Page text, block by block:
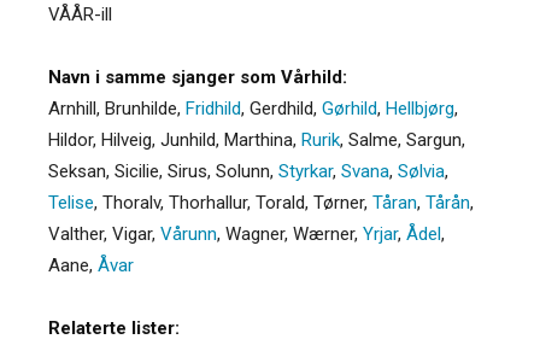
VÅÅR-ill
Navn i samme sjanger som Vårhild:
Arnhill, Brunhilde, Fridhild, Gerdhild, Gørhild, Hellbjørg,
Hildor, Hilveig, Junhild, Marthina, Rurik, Salme, Sargun,
Seksan, Sicilie, Sirus, Solunn, Styrkar, Svana, Sølvia,
Telise, Thoralv, Thorhallur, Torald, Tørner, Tåran, Tårån,
Valther, Vigar, Vårunn, Wagner, Wærner, Yrjar, Ådel,
Aane, Åvar
Relaterte lister: